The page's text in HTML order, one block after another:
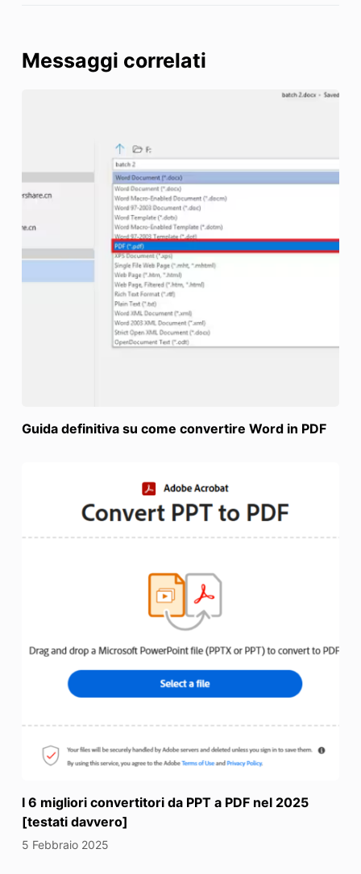
Messaggi correlati
Guida definitiva su come convertire Word in PDF
I 6 migliori convertitori da PPT a PDF nel 2025
[testati davvero]
5 Febbraio 2025